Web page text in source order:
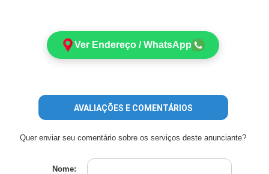
Ver Endereço / WhatsApp
AVALIAÇÕES E COMENTÁRIOS
Quer enviar seu comentário sobre os serviços deste anunciante?
Nome: